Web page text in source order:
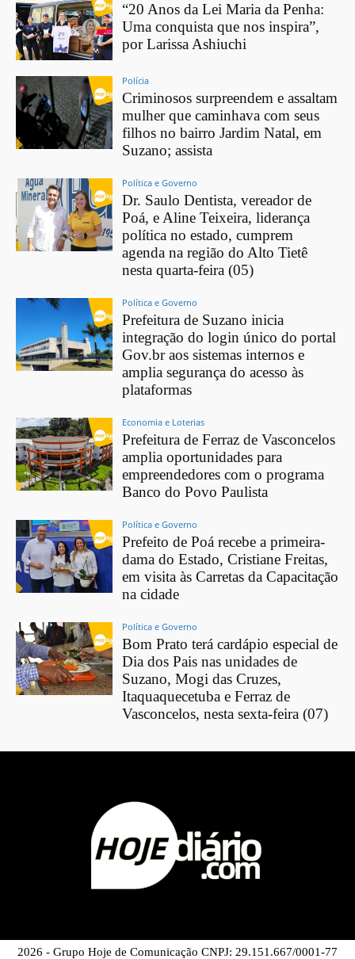
“20 Anos da Lei Maria da Penha:
Uma conquista que nos inspira”,
por Larissa Ashiuchi
Polícia
Criminosos surpreendem e assaltam
mulher que caminhava com seus
filhos no bairro Jardim Natal, em
Suzano; assista
Política e Governo
Dr. Saulo Dentista, vereador de
Poá, e Aline Teixeira, liderança
política no estado, cumprem
agenda na região do Alto Tietê
nesta quarta-feira (05)
Política e Governo
Prefeitura de Suzano inicia
integração do login único do portal
Gov.br aos sistemas internos e
amplia segurança do acesso às
plataformas
Economia e Loterias
Prefeitura de Ferraz de Vasconcelos
amplia oportunidades para
empreendedores com o programa
Banco do Povo Paulista
Política e Governo
Prefeito de Poá recebe a primeira-
dama do Estado, Cristiane Freitas,
em visita às Carretas da Capacitação
na cidade
Política e Governo
Bom Prato terá cardápio especial de
Dia dos Pais nas unidades de
Suzano, Mogi das Cruzes,
Itaquaquecetuba e Ferraz de
Vasconcelos, nesta sexta-feira (07)
2026 - Grupo Hoje de Comunicação CNPJ: 29.151.667/0001-77